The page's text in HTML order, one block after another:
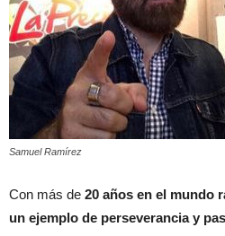
Samuel Ramírez
Con más de 20 años en el mundo
un ejemplo de perseverancia y